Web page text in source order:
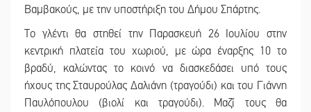
Βαμβακούς, με την υποστήριξη του Δήμου Σπάρτης.
Το γλέντι θα στηθεί την Παρασκευή 26 Ιουλίου στην
κεντρική πλατεία του χωριού, με ώρα έναρξης 10 το
βραδύ, καλώντας το κοινό να διασκεδάσει υπό τους
ήχους της Σταυρούλας Δαλιάνη (τραγούδι) και του Γιάννη
Παυλόπουλου (βιολί και τραγούδι). Μαζί τους θα